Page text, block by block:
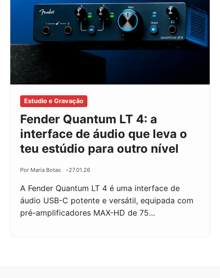
Estudio e Gravação
Fender Quantum LT 4: a
interface de áudio que leva o
teu estúdio para outro nível
Por Maria Botas 27.01.26
A Fender Quantum LT 4 é uma interface de
áudio USB-C potente e versátil, equipada com
pré-amplificadores MAX-HD de 75…